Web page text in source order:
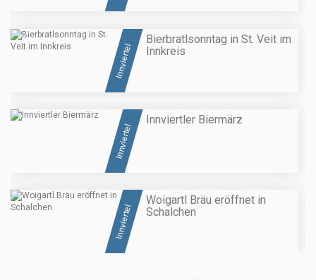
Innviertel
Bierbratlsonntag in St. Veit im
Innkreis
Innviertel
Innviertler Biermärz
Innviertel
Woigartl Bräu eröffnet in
Schalchen